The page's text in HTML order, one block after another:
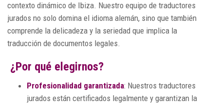
contexto dinámico de Ibiza. Nuestro equipo de traductores
jurados no solo domina el idioma alemán, sino que también
comprende la delicadeza y la seriedad que implica la
traducción de documentos legales.
¿Por qué elegirnos?
Profesionalidad garantizada: Nuestros traductores
jurados están certificados legalmente y garantizan la